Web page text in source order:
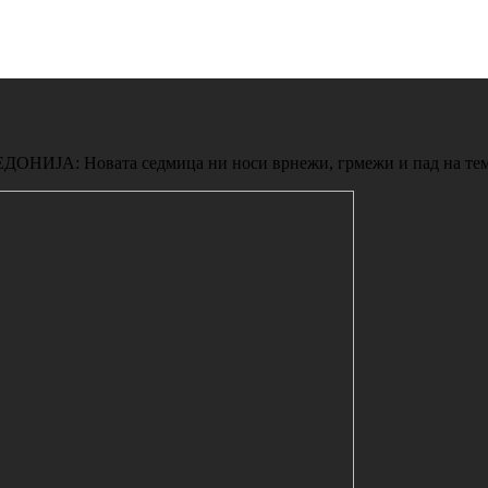
седмица ни носи врнежи, грмежи и пад на